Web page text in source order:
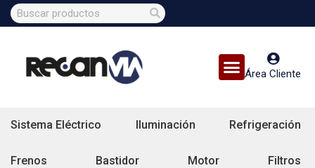
Área Cliente
Sistema Eléctrico Iluminación Refrigeración
Frenos Bastidor Motor Filtros